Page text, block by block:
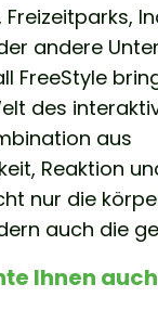
Freizeitparks,
andere
FreeStyle
des
aus
Reaktion
nur die
auch die
Ihnen